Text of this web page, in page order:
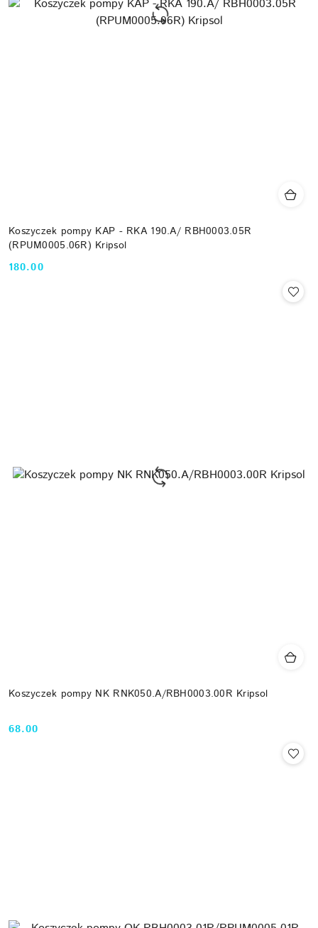
Koszyczek pompy KAP - RKA 190.A/ RBH0003.05R
(RPUM0005.06R) Kripsol
Cena:
180.00
Koszyczek pompy NK RNK050.A/RBH0003.00R Kripsol
Cena:
68.00